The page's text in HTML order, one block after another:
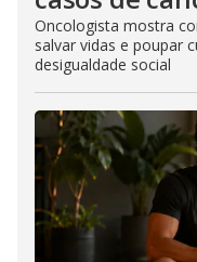
Oncologista mostra
salvar vidas e poupar
desigualdade social